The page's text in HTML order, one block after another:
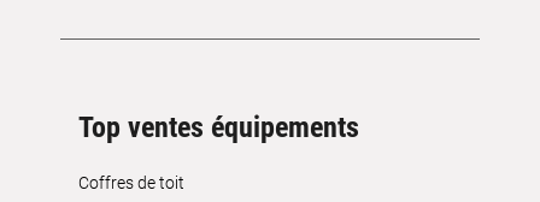
Top ventes équipements
Coffres de toit